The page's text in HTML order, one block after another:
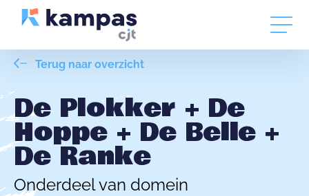
Terug naar overzicht
De Plokker + De
Hoppe + De Belle +
De Ranke
Onderdeel van domein